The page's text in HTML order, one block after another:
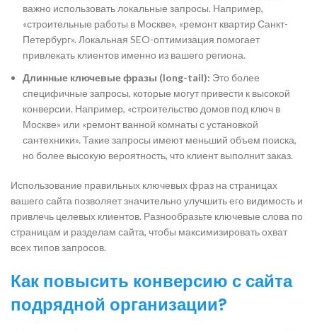
важно использовать локальные запросы. Например,
«строительные работы в Москве», «ремонт квартир Санкт-
Петербург». Локальная SEO-оптимизация помогает
привлекать клиентов именно из вашего региона.
Длинные ключевые фразы (long-tail): Это более
специфичные запросы, которые могут привести к высокой
конверсии. Например, «строительство домов под ключ в
Москве» или «ремонт ванной комнаты с установкой
сантехники». Такие запросы имеют меньший объем поиска,
но более высокую вероятность, что клиент выполнит заказ.
Использование правильных ключевых фраз на страницах
вашего сайта позволяет значительно улучшить его видимость и
привлечь целевых клиентов. Разнообразьте ключевые слова по
страницам и разделам сайта, чтобы максимизировать охват
всех типов запросов.
Как повысить конверсию с сайта
подрядной организации?